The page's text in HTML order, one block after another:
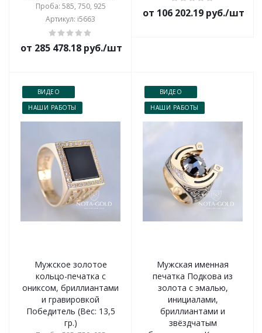
Проба: 585, 750, 925
Артикул: i5663
от 285 478.18 руб./шт
от 106 202.19 руб./шт
ВИДЕО
НАШИ РАБОТЫ
Мужское золотое
кольцо-печатка с
ониксом, бриллиантами
и гравировкой
Победитель (Вес: 13,5
гр.)
ВИДЕО
НАШИ РАБОТЫ
Мужская именная
печатка Подкова из
золота с эмалью,
инициалами,
бриллиантами и
звёздчатым